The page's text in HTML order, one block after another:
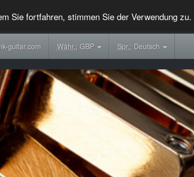
Sie fortfahren, stimmen Sie der Verwendung zu.
guitar.com Währ.:GBP Spr.:Deutsch